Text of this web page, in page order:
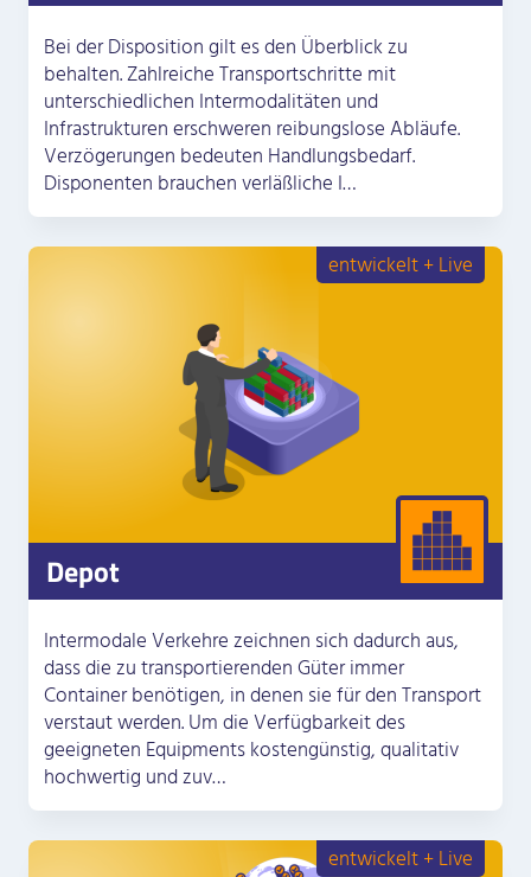
Bei der Disposition gilt es den Überblick zu
behalten. Zahlreiche Transportschritte mit
unterschiedlichen Intermodalitäten und
Infrastrukturen erschweren reibungslose Abläufe.
Verzögerungen bedeuten Handlungsbedarf.
Disponenten brauchen verläßliche I…
entwickelt + Live
Depot
Intermodale Verkehre zeichnen sich dadurch aus,
dass die zu transportierenden Güter immer
Container benötigen, in denen sie für den Transport
verstaut werden. Um die Verfügbarkeit des
geeigneten Equipments kostengünstig, qualitativ
hochwertig und zuv…
entwickelt + Live